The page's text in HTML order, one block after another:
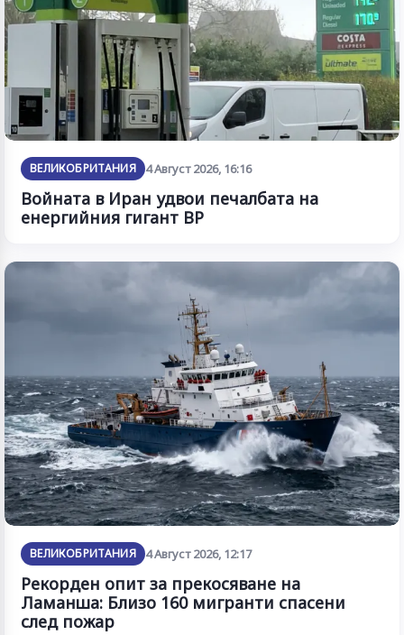
ВЕЛИКОБРИТАНИЯ 4 Август 2026, 16:16
Войната в Иран удвои печалбата на
енергийния гигант BP
ВЕЛИКОБРИТАНИЯ 4 Август 2026, 12:17
Рекорден опит за прекосяване на
Ламанша: Близо 160 мигранти спасени
след пожар